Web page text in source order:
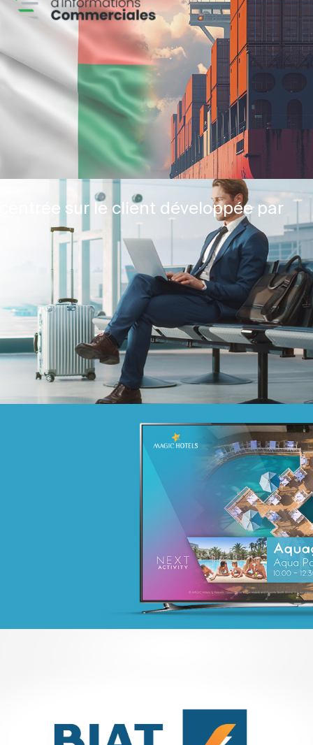
sur le client développée par